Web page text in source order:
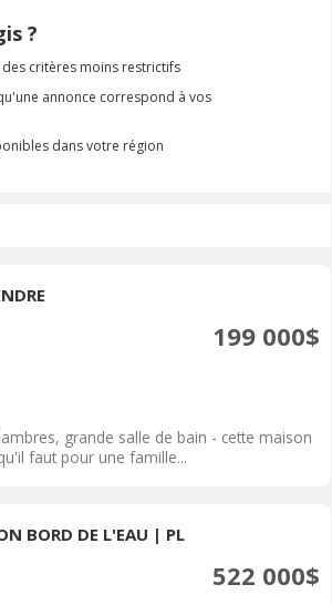
?
des critères moins restrictifs
annonce correspond à vos
dans votre région
199 000$
grande salle de bain - cette maison
faut pour une famille...
BORD DE L'EAU | PL
522 000$